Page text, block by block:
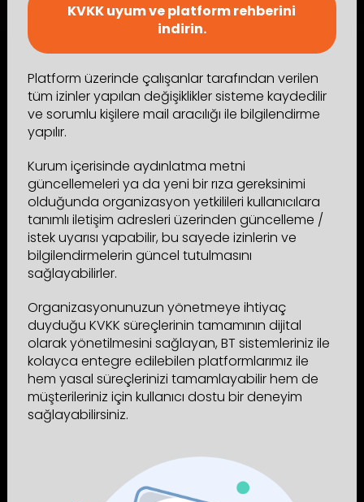
KVKK uyum ve platform rehberini
indirin.
Platform üzerinde çalışanlar tarafından verilen
tüm izinler yapılan değişiklikler sisteme kaydedilir
ve sorumlu kişilere mail aracılığı ile bilgilendirme
yapılır.
Kurum içerisinde aydınlatma metni
güncellemeleri ya da yeni bir rıza gereksinimi
olduğunda organizasyon yetkilileri kullanıcılara
tanımlı iletişim adresleri üzerinden güncelleme /
istek uyarısı yapabilir, bu sayede izinlerin ve
bilgilendirmelerin güncel tutulmasını
sağlayabilirler.
Organizasyonunuzun yönetmeye ihtiyaç
duyduğu KVKK süreçlerinin tamamının dijital
olarak yönetilmesini sağlayan, BT sistemleriniz ile
kolayca entegre edilebilen platformlarımız ile
hem yasal süreçlerinizi tamamlayabilir hem de
müşterileriniz için kullanıcı dostu bir deneyim
sağlayabilirsiniz.